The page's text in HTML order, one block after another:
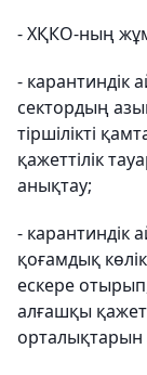
- ХҚКО-ның
- карантиндік
сектордың
тіршілікті
қажеттілік
анықтау;
- карантиндік
қоғамдық
ескере
алғашқы
орталықтарын